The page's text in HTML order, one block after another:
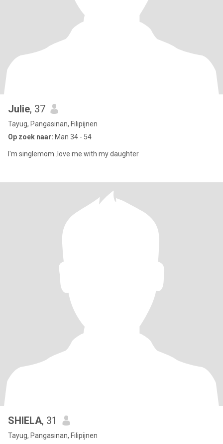
Julie, 37
Tayug, Pangasinan, Filipijnen
Op zoek naar: Man 34 - 54
I'm singlemom..love me with my daughter
SHIELA, 31
Tayug, Pangasinan, Filipijnen